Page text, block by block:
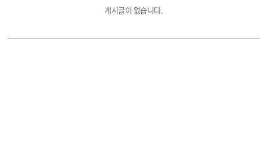
게시글이 없습니다.